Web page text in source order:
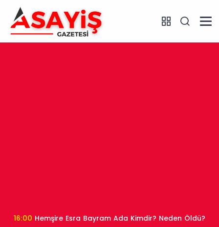
16:00 Hemşire Esra Bayram Ada Kimdir? Neden Öldü?